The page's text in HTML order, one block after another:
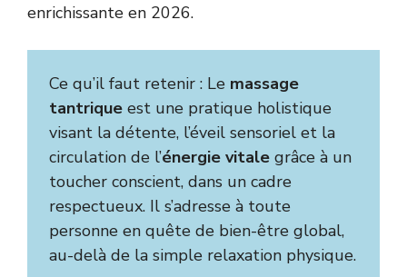
enrichissante en 2026.
Ce qu’il faut retenir : Le massage
tantrique est une pratique holistique
visant la détente, l’éveil sensoriel et la
circulation de l’énergie vitale grâce à un
toucher conscient, dans un cadre
respectueux. Il s’adresse à toute
personne en quête de bien-être global,
au-delà de la simple relaxation physique.